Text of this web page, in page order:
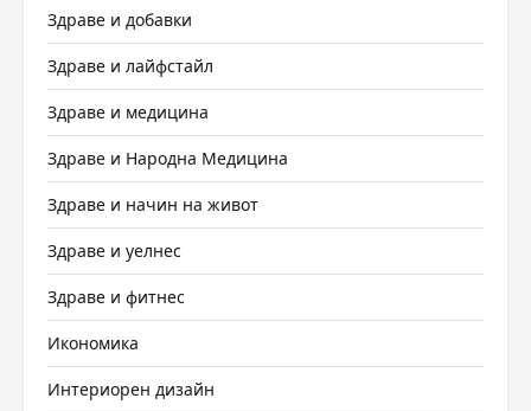
Здраве и добавки
Здраве и лайфстайл
Здраве и медицина
Здраве и Народна Медицина
Здраве и начин на живот
Здраве и уелнес
Здраве и фитнес
Икономика
Интериорен дизайн